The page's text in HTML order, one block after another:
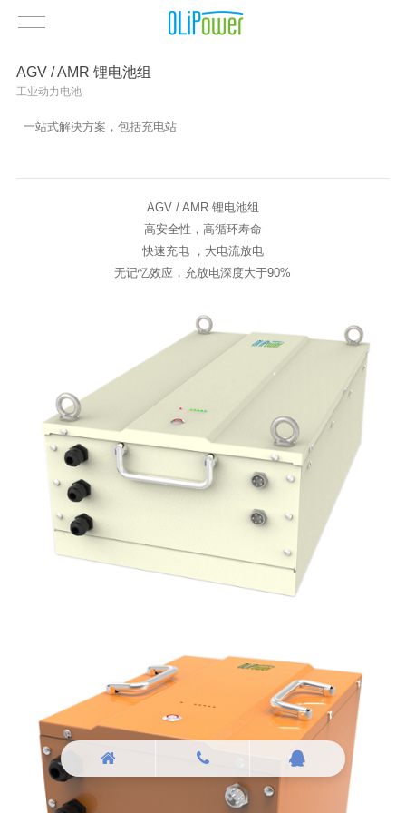
AGV / AMR 锂电池组
工业动力电池
一站式解决方案，包括充电站
AGV / AMR 锂电池组
高安全性，高循环寿命
快速充电 ，大电流放电
无记忆效应，充放电深度大于90%